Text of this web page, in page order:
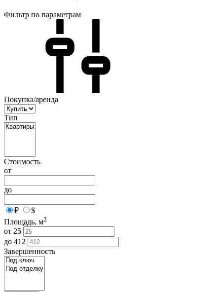
Фильтр по параметрам
Покупка/аренда
Тип
Стоимость
от
до
₽
$
Площадь, м2
от 25
до 412
Завершенность